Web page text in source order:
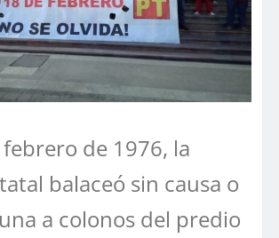
de 1976, la
balaceó sin causa o
a colonos del predio